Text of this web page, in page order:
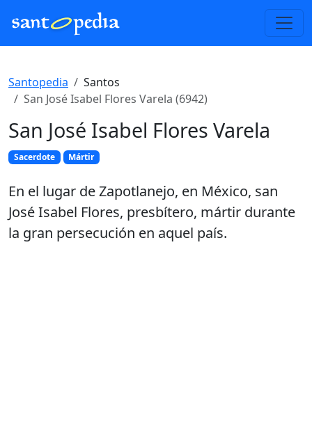
Santopedia
Santos
San José Isabel Flores Varela (6942)
San José Isabel Flores Varela
Sacerdote Mártir
En el lugar de Zapotlanejo, en México, san
José Isabel Flores, presbítero, mártir durante
la gran persecución en aquel país.